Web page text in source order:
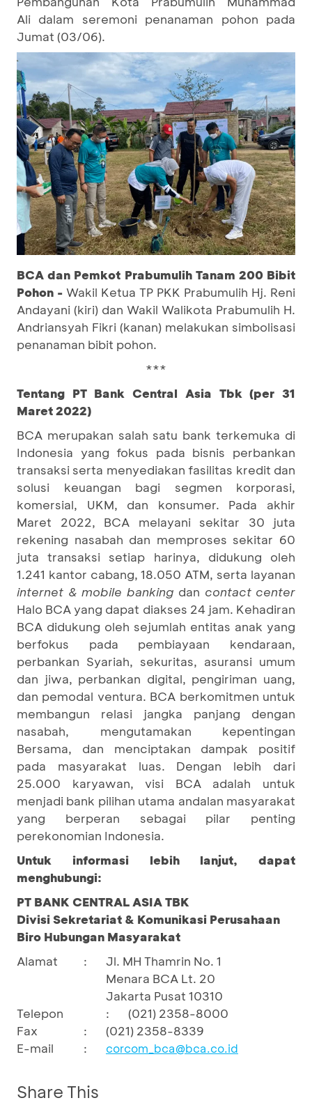
Ali dalam seremoni penanaman pohon pada
Jumat (03/06).
BCA dan Pemkot Prabumulih Tanam 200 Bibit
Pohon - Wakil Ketua TP PKK Prabumulih Hj. Reni
Andayani (kiri) dan Wakil Walikota Prabumulih H.
Andriansyah Fikri (kanan) melakukan simbolisasi
penanaman bibit pohon.
***
Tentang PT Bank Central Asia Tbk (per 31
Maret 2022)
BCA merupakan salah satu bank terkemuka di
Indonesia yang fokus pada bisnis perbankan
transaksi serta menyediakan fasilitas kredit dan
solusi keuangan bagi segmen korporasi,
komersial, UKM, dan konsumer. Pada akhir
Maret 2022, BCA melayani sekitar 30 juta
rekening nasabah dan memproses sekitar 60
juta transaksi setiap harinya, didukung oleh
1.241 kantor cabang, 18.050 ATM, serta layanan
internet & mobile banking dan contact center
Halo BCA yang dapat diakses 24 jam. Kehadiran
BCA didukung oleh sejumlah entitas anak yang
berfokus pada pembiayaan kendaraan,
perbankan Syariah, sekuritas, asuransi umum
dan jiwa, perbankan digital, pengiriman uang,
dan pemodal ventura. BCA berkomitmen untuk
membangun relasi jangka panjang dengan
nasabah, mengutamakan kepentingan
Bersama, dan menciptakan dampak positif
pada masyarakat luas. Dengan lebih dari
25.000 karyawan, visi BCA adalah untuk
menjadi bank pilihan utama andalan masyarakat
yang berperan sebagai pilar penting
perekonomian Indonesia.
Untuk informasi lebih lanjut, dapat
menghubungi:
PT BANK CENTRAL ASIA TBK
Divisi Sekretariat & Komunikasi Perusahaan
Biro Hubungan Masyarakat
Alamat
:
Jl. MH Thamrin No. 1
Menara BCA Lt. 20
Jakarta Pusat 10310
Telepon
:
(021) 2358-8000
Fax
:
(021) 2358-8339
E-mail
: corcom_bca@bca.co.id
Share This